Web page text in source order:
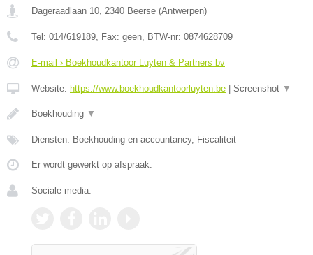
Dageraadlaan 10, 2340 Beerse (Antwerpen)
Tel: 014/619189, Fax: geen, BTW-nr: 0874628709
E-mail › Boekhoudkantoor Luyten & Partners bv
Website: https://www.boekhoudkantoorluyten.be Screenshot ▼
Boekhouding ▼
Diensten: Boekhouding en accountancy, Fiscaliteit
Er wordt gewerkt op afspraak.
Sociale media: